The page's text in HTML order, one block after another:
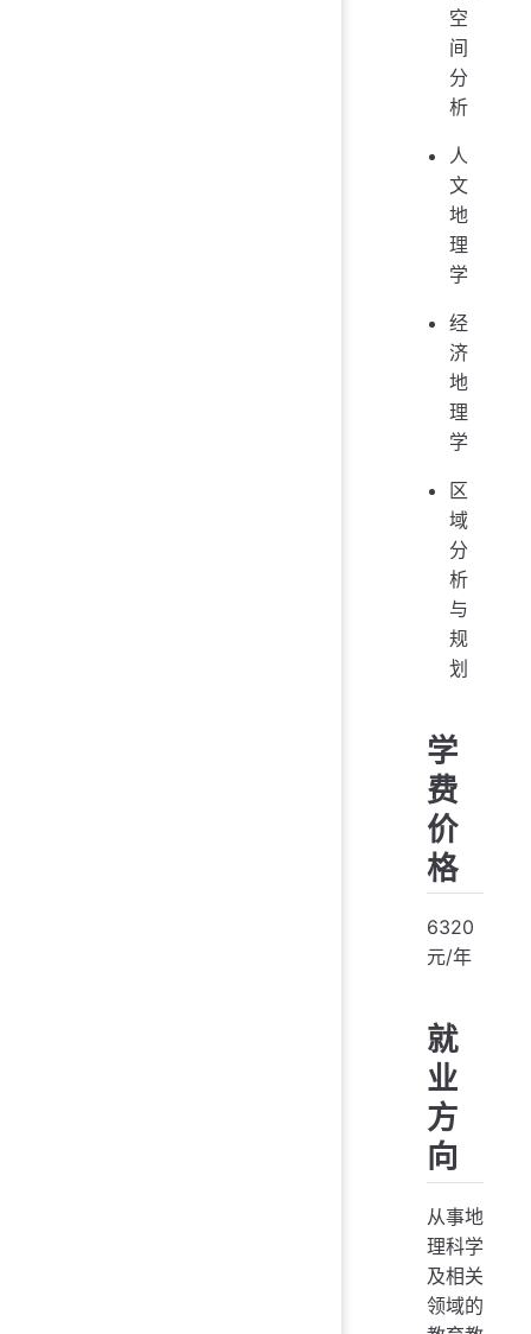
空
间
分
析
人
文
地
理
学
经
济
地
理
学
区
域
分
析
与
规
划
学
费
价
格
6320
元/年
就
业
方
向
从事地
理科学
及相关
领域的